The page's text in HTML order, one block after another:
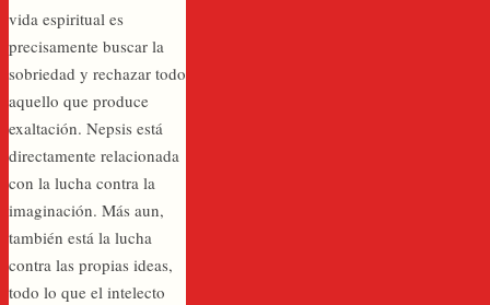
vida espiritual es
precisamente buscar la
sobriedad y rechazar todo
aquello que produce
exaltación. Nepsis está
directamente relacionada
con la lucha contra la
imaginación. Más aun,
también está la lucha
contra las propias ideas,
todo lo que el intelecto